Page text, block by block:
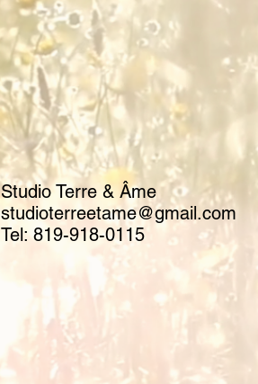
Studio Terre & Âme
studioterreetame@gmail.com
Tel: 819-918-0115​